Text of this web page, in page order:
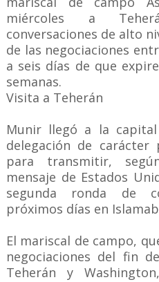
miércoles a
conversaciones de alto
de las negociaciones
a seis días de que
semanas.
Visita a Teherán
Munir llegó a la
delegación de
para transmitir,
mensaje de Estados
segunda ronda de
próximos días en
El mariscal de campo,
negociaciones del fin
Teherán y